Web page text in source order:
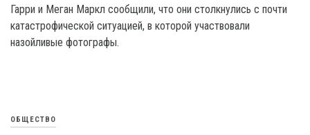
Гарри и Меган Маркл сообщили, что они столкнулись с почти
катастрофической ситуацией, в которой участвовали
назойливые фотографы.
ОБЩЕСТВО